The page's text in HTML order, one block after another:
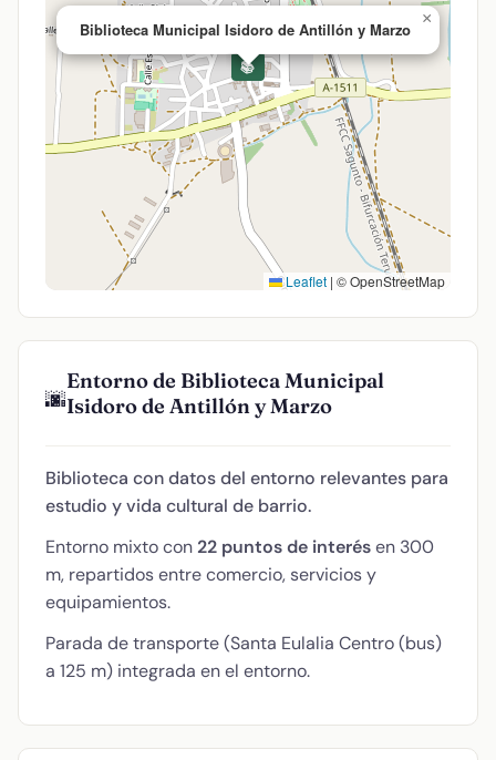
📚
Biblioteca Municipal Isidoro de Antillón y Marzo
×
Leaflet | © OpenStreetMap
🌆
Entorno de Biblioteca Municipal
Isidoro de Antillón y Marzo
Biblioteca con datos del entorno relevantes para
estudio y vida cultural de barrio.
Entorno mixto con 22 puntos de interésen 300
m, repartidos entre comercio, servicios y
equipamientos.
Parada de transporte (Santa Eulalia Centro (bus)
a 125 m) integrada en el entorno.